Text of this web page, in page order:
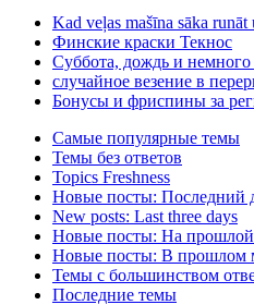
Kad veļas mašīna sāka runāt
Финские краски Текнос
Суббота, дождь и немного
случайное везение в
Бонусы и фриспины за
Самые популярные темы
Темы без ответов
Topics Freshness
Новые посты: Последний
New posts: Last three days
Новые посты: На прошлой
Новые посты: В прошлом
Темы с большинством
Последние темы